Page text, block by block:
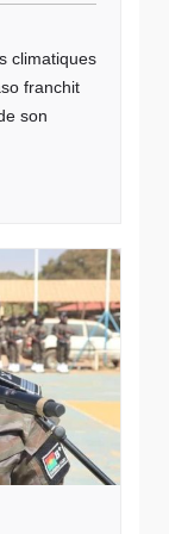
climatiques
franchit
son